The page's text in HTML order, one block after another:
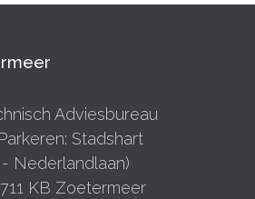
Adviesbureau
Stadshart
Nederlandlaan)
KB Zoetermeer